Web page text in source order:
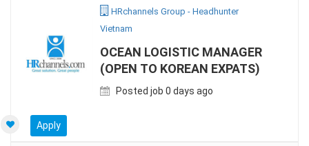
HRchannels Group - Headhunter
Vietnam
OCEAN LOGISTIC MANAGER
(OPEN TO KOREAN EXPATS)
Posted job 0 days ago
Apply